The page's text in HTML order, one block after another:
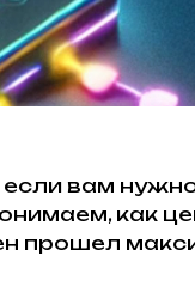
вам
как
прошел